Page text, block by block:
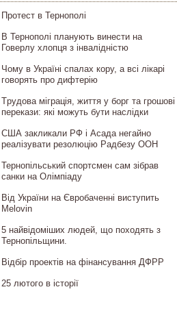
Протест в Тернополі
В Тернополі планують винести на
Говерлу хлопця з інвалідністю
Чому в Україні спалах кору, а всі лікарі
говорять про дифтерію
Tрудова міграція, життя у борг та грошові
перекази: які можуть бути наслідки
США закликали РФ і Асада негайно
реалізувати резолюцію Радбезу ООН
Тернопільський спортсмен сам зібрав
санки на Олімпіаду
Від України на Євробаченні виступить
Melovin
5 найвідоміших людей, що походять з
Тернопільщини.
Відбір проектів на фінансування ДФРР
25 лютого в історії